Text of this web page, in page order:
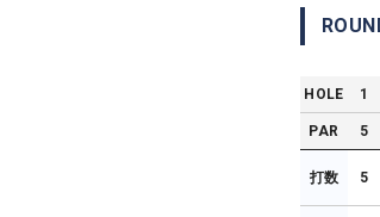
HOLE 1
PAR 5
打数 5